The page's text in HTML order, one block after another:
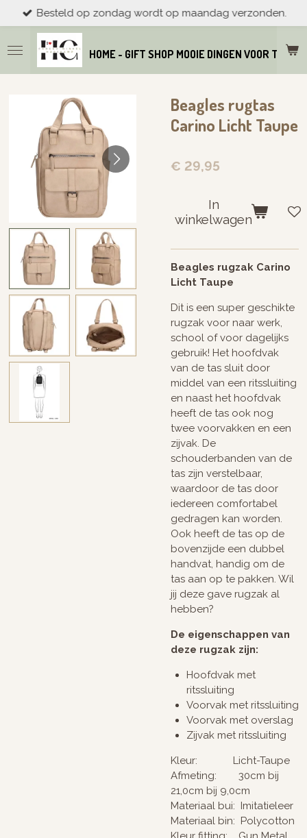
direct
naar
de
hoofdinhoud
HOME - GIFT SHOP MOOIE DINGEN VOOR THUIS
Besteld op zondag wordt op maandag verzonden.
Beagles rugtas
Carino Licht Taupe
€ 29,95
In
winkelwagen
Beagles rugzak Carino
Licht Taupe
Dit is een super geschikte
rugzak voor naar werk,
school of voor dagelijks
gebruik! Het hoofdvak
van de tas sluit door
middel van een ritssluiting
en naast het hoofdvak
heeft de tas ook nog
twee voorvakken en een
zijvak. De
schouderbanden van de
tas zijn verstelbaar,
waardoor de tas door
iedereen comfortabel
gedragen kan worden.
Ook heeft de tas op de
bovenzijde een dubbel
handvat, handig om de
tas aan op te pakken. Wil
jij deze gave rugzak al
hebben?
De eigenschappen van
deze rugzak zijn:
Hoofdvak met
ritssluiting
Voorvak met ritssluiting
Voorvak met overslag
Zijvak met ritssluiting
Kleur: Licht-Taupe
Afmeting: 30cm bij
21,0cm bij 9,0cm
Materiaal bui: Imitatieleer
Materiaal bin: Polycotton